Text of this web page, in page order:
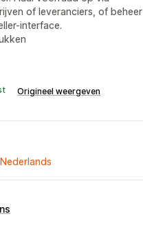
of leveranciers, of beheer
interface.
Origineel weergeven